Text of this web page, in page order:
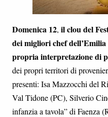
Domenica 12, il clou del
dei migliori chef
propria interpretazione di
dei propri territori di
presenti: Isa Mazzocchi del
Val Tidone (PC), Silverio
infanzia a tavola” di Faenza